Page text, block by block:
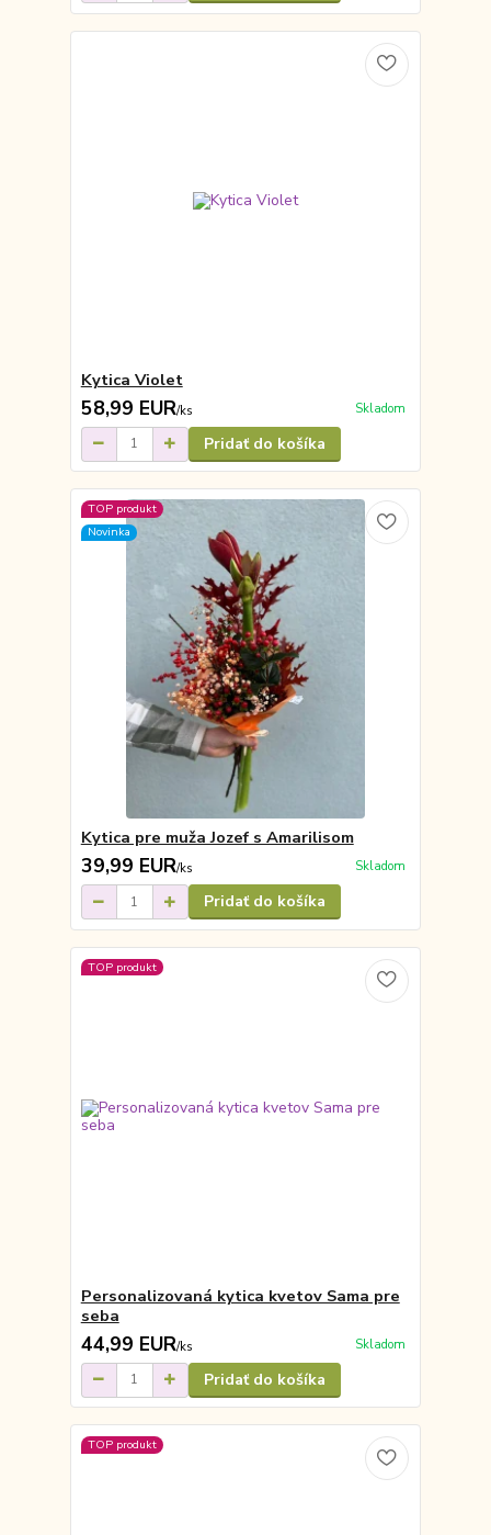
Kytica Violet
58,99 EUR/ks Skladom
Pridať do košíka
TOP produkt
Novinka
Kytica pre muža Jozef s Amarilisom
39,99 EUR/ks Skladom
Pridať do košíka
TOP produkt
Personalizovaná kytica kvetov Sama pre
seba
44,99 EUR/ks Skladom
Pridať do košíka
TOP produkt